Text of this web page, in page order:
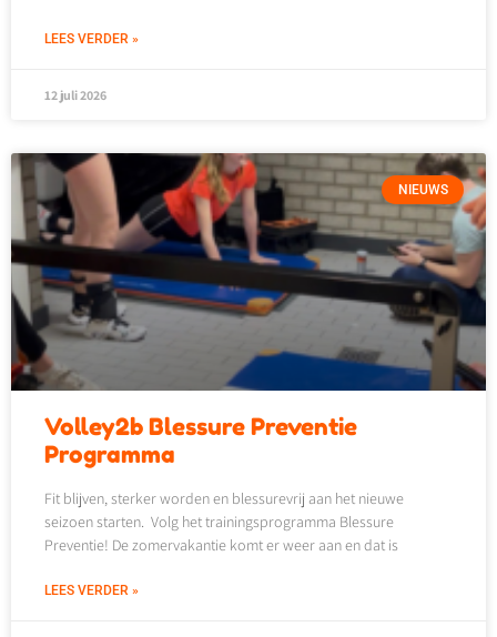
LEES VERDER »
12 juli 2026
NIEUWS
Volley2b Blessure Preventie
Programma
Fit blijven, sterker worden en blessurevrij aan het nieuwe
seizoen starten. Volg het trainingsprogramma Blessure
Preventie! De zomervakantie komt er weer aan en dat is
LEES VERDER »